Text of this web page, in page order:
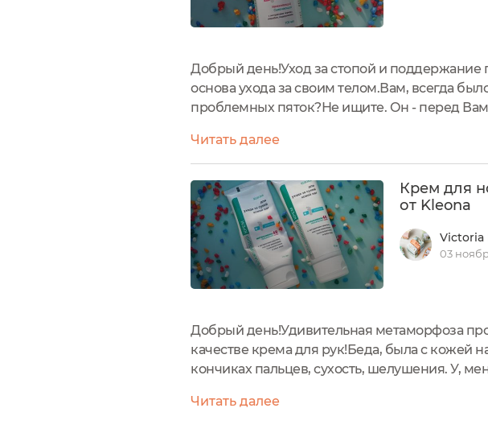
Добрый день!Уход за стопой и
основа ухода за своим телом.Вам, всегда
проблемных пяток?Не ищите. Он - перед
также механического...
Читать далее
Крем для
от Kleona
Victoria
03
Добрый день!Удивительная метаморфоза
качестве крема для рук!Беда, была с кожей
кончиках пальцев, сухость, шелушения. У,
что-то химозное...
Читать далее